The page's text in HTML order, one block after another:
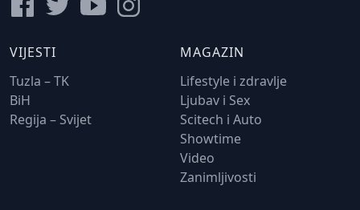
VIJESTI
Tuzla – TK
BiH
Regija – Svijet
MAGAZIN
Lifestyle i zdravlje
Ljubav i Sex
Scitech i Auto
Showtime
Video
Zanimljivosti